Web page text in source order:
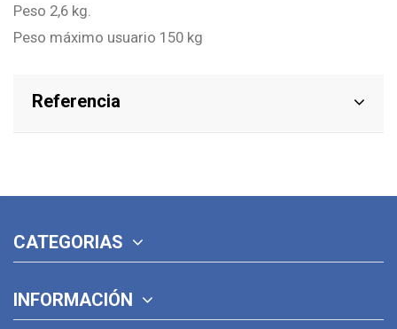
Peso 2,6 kg.
Peso máximo usuario 150 kg
Referencia
CATEGORIAS
INFORMACIÓN